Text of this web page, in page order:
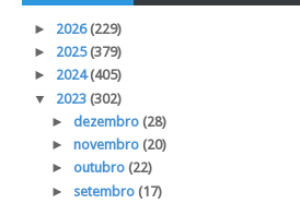
► 2026(229)
► 2025(379)
► 2024(405)
▼ 2023 (302)
► dezembro (28)
► novembro (20)
► outubro (22)
► setembro (17)